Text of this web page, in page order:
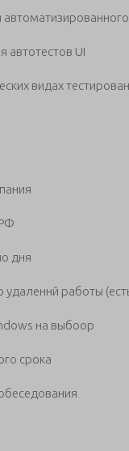
автотестов UI
видах
дня
работы
на выбоор
срока